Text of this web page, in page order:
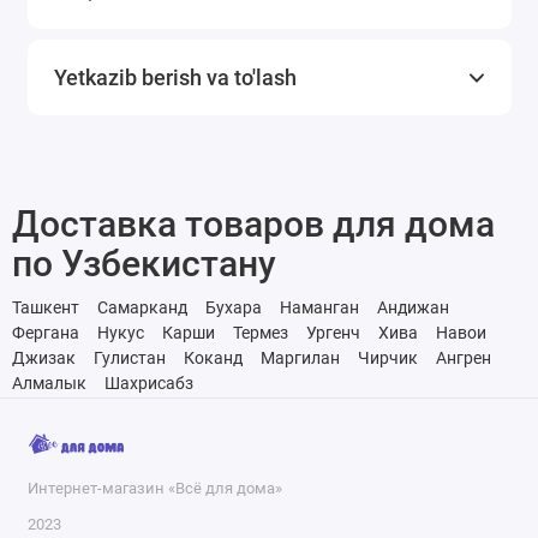
yaxshi tanlovdir. Uning samaradorligi, ekologik tozaligi va
Yetkazib berish va to'lash
Доставка товаров для дома
по Узбекистану
Ташкент Самарканд Бухара Наманган
Андижан
Фергана
Нукус Карши Термез Ургенч Хива
Навои
Джизак
Гулистан Коканд Маргилан Чирчик
Ангрен
Алмалык
Шахрисабз
Интернет-магазин «Всё для дома»
2023